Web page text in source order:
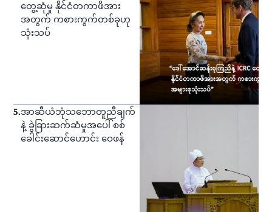
တွေ့ဆုံမှု နိုင်ငံတကာဖိအား
အတွက် ကစားကွက်တစ်ခုဟု
သုံးသပ်
5.အာဆီယံဘုံသဘောတူညီချက်
နဲ့ ခွဲခြားဆက်ဆံမှုအပေါ် စစ်
ခေါင်းဆောင်ဟောင်း ဝေဖန်